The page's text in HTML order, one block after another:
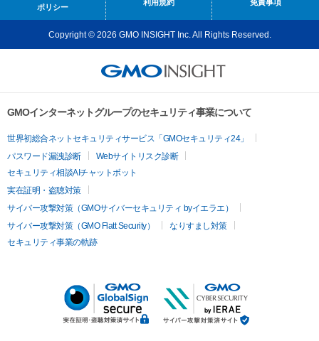
ポリシー
利用規約 免責事項
Copyright © 2026 GMO INSIGHT Inc. All Rights Reserved.
GMOインターネットグループのセキュリティ事業について
世界初総合ネットセキュリティサービス「GMOセキュリティ24」
パスワード漏洩診断
Webサイトリスク診断
セキュリティ相談AIチャットボット
実在証明・盗聴対策
サイバー攻撃対策（GMOサイバーセキュリティ byイエラエ）
サイバー攻撃対策（GMO Flatt Security）
なりすまし対策
セキュリティ事業の軌跡